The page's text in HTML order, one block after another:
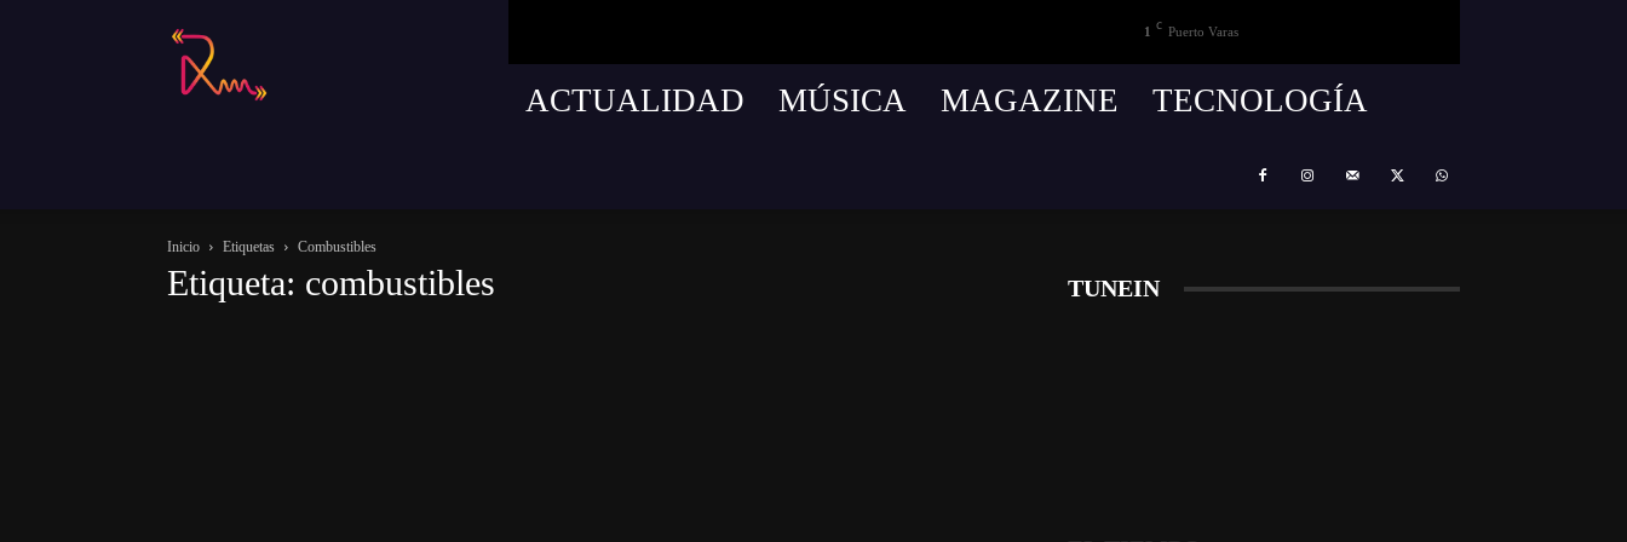
Remusica
1 C Puerto Varas
ACTUALIDAD MÚSICA MAGAZINE TECNOLOGÍA
Inicio Etiquetas Combustibles
Etiqueta: combustibles TUNEIN